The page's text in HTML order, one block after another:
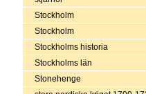
Stockholm
Stockholm
Stockholms historia
Stockholms län
Stonehenge